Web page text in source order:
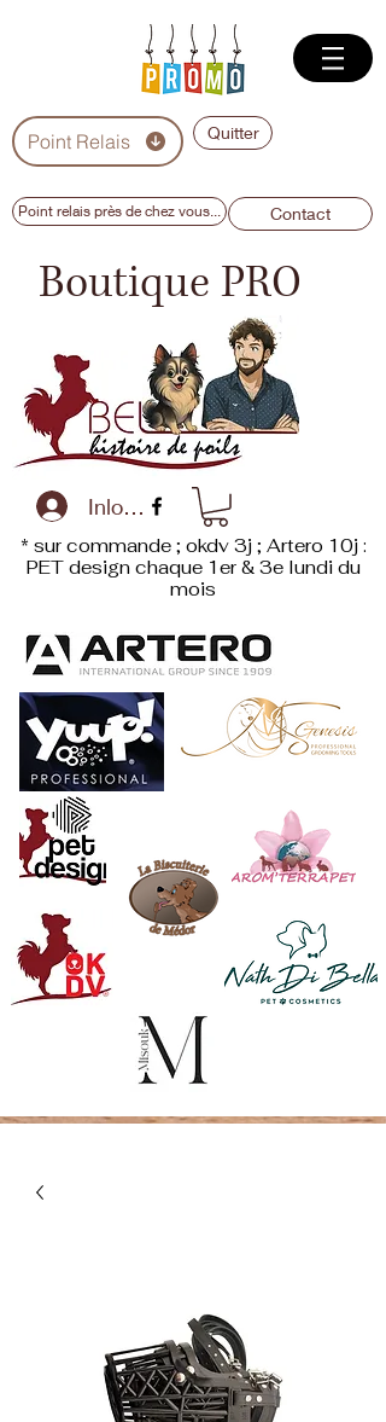
Point Relais Quitter
Point relais près de chez vous... Contact
Boutique PRO
Inloggen
* sur commande ; okdv 3j ; Artero 10j :
PET designchaque 1er & 3e lundi du
mois